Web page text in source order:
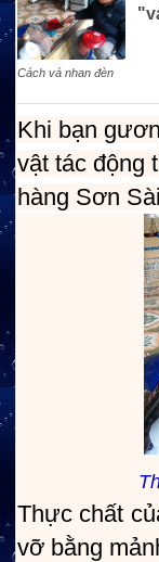
Cách vá nhan đèn
Khi bạn
vật tác động
hàng Sơn
Thực chất
vỡ bằng